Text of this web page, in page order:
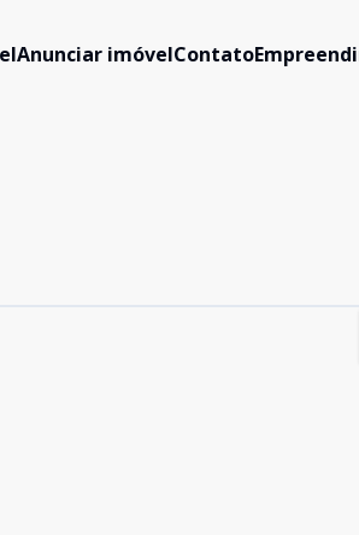
Anunciar imóvelContato